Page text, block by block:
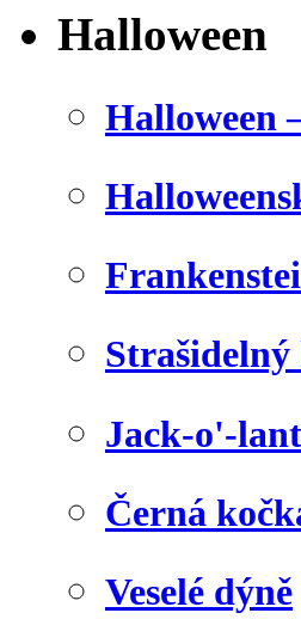
Halloween
Halloween
Strašidelný
Jack-o'-
Černá
Veselé dýně